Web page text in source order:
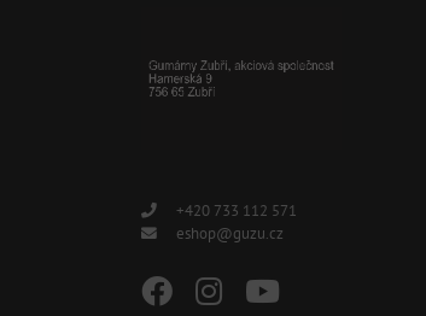
+420 733 112 571
eshop@guzu.cz